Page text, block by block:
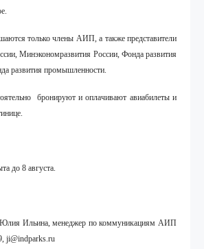
только члены АИП, а также представители
Минэкономразвития России, Фонда развития
развития промышленности.
бронируют и оплачивают авиабилеты и
до 8 августа.
Юлия Ильина, менеджер по коммуникациям АИП
ji@indparks.ru